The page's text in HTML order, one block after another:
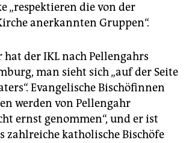
„respektieren die von der
anerkannten Gruppen“.
der IKL nach Pellengahrs
man sieht sich „auf der Seite
Evangelische Bischöfinnen
werden von Pellengahr
ernst genommen“, und er ist
zahlreiche katholische Bischöfe